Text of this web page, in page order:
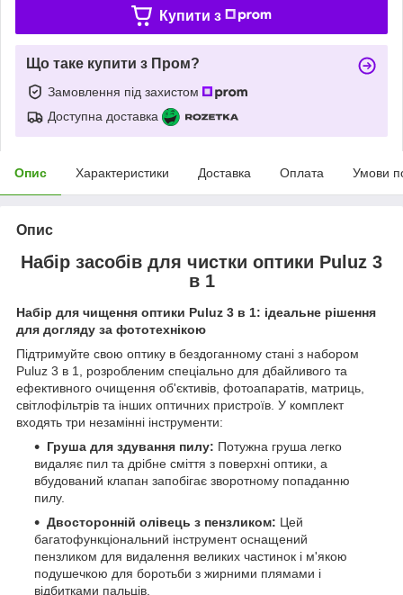
Купити з
Що таке купити з Пром?
Замовлення під захистом
Доступна доставка
Опис Характеристики Доставка Оплата Умови
Опис
Набір засобів для чистки оптики Puluz 3
в 1
Набір для чищення оптики Puluz 3 в 1: ідеальне рішення
для догляду за фототехнікою
Підтримуйте свою оптику в бездоганному стані з набором
Puluz 3 в 1, розробленим спеціально для дбайливого та
ефективного очищення об'єктивів, фотоапаратів, матриць,
світлофільтрів та інших оптичних пристроїв. У комплект
входять три незамінні інструменти:
Груша для здування пилу: Потужна груша легко
видаляє пил та дрібне сміття з поверхні оптики, а
вбудований клапан запобігає зворотному попаданню
пилу.
Двосторонній олівець з пензликом: Цей
багатофункціональний інструмент оснащений
пензликом для видалення великих частинок і м'якою
подушечкою для боротьби з жирними плямами і
відбитками пальців.